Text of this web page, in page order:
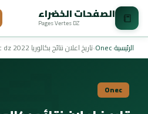
📒 الصفحات الخضراء
Pages Vertes DZ
الرئيسية›
Onec
›تاريخ اعلان نتائج بكالوريا 2022 bac onec dz
Onec